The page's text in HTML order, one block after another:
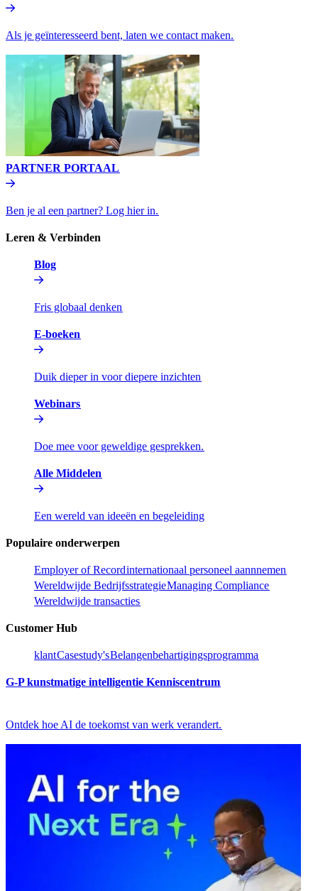
Als je geïnteresseerd bent, laten we contact maken.​​
PARTNER PORTAAL​​
Ben je al een partner? Log hier in.​​
Leren & Verbinden​​
Blog​​
Fris globaal denken​​
E-boeken​​
Duik dieper in voor diepere inzichten​​
Webinars​​
Doe mee voor geweldige gesprekken.​​
Alle Middelen​​
Een wereld van ideeën en begeleiding​​
Populaire onderwerpen​​
Employer of Record​​internationaal personeel aannnemen​​
Wereldwijde Bedrijfsstrategie​​Managing Compliance​​
Wereldwijde transacties​​
Customer Hub​​
klant​​Casestudy's​​Belangenbehartigingsprogramma​​
G-P kunstmatige intelligentie Kenniscentrum​​
Ontdek hoe AI de toekomst van werk verandert.​​